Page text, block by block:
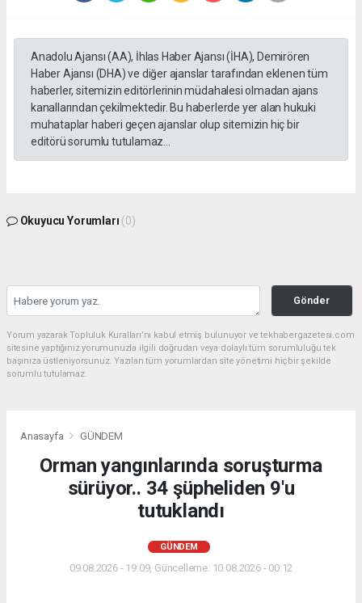
Anadolu Ajansı (AA), İhlas Haber Ajansı (İHA), Demirören
Haber Ajansı (DHA) ve diğer ajanslar tarafından eklenen tüm
haberler, sitemizin editörlerinin müdahalesi olmadan ajans
kanallarından çekilmektedir. Bu haberlerde yer alan hukuki
muhataplar haberi geçen ajanslar olup sitemizin hiç bir
editörü sorumlu tutulamaz...
Okuyucu Yorumları (0)
Gönder
Yorum yazarak Topluluk Kuralları’nı kabul etmiş bulunuyor ve tekhabergazetesi.com
sitesine yaptığınız yorumunuzla ilgili doğrudan veya dolaylı tüm sorumluluğu tek
başınıza üstleniyorsunuz. Yazılan tüm yorumlardan site yönetimi hiçbir şekilde
sorumlu tutulamaz.
Anasayfa GÜNDEM
Orman yangınlarında soruşturma
sürüyor.. 34 şüpheliden 9'u
tutuklandı
GÜNDEM
09.08.2026 - 19:09, Güncelleme: 10.08.2026 - 00:12